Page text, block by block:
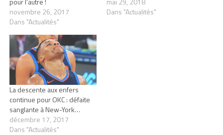
novembre 26, 2017
Dans "Actualités"
Dans "Actualités"
La descente aux enfers
continue pour OKC : défaite
sanglante à New-York…
décembre 17, 2017
Dans "Actualités"